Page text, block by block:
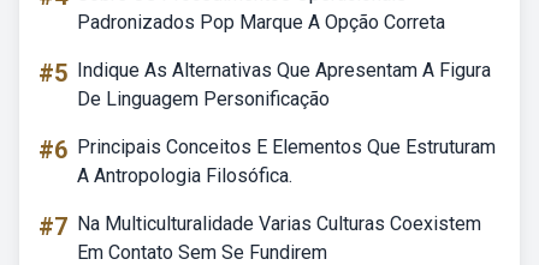
Padronizados Pop Marque A Opção Correta
#5 Indique As Alternativas Que Apresentam A Figura
De Linguagem Personificação
#6 Principais Conceitos E Elementos Que Estruturam
A Antropologia Filosófica.
#7 Na Multiculturalidade Varias Culturas Coexistem
Em Contato Sem Se Fundirem